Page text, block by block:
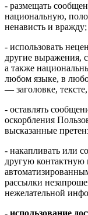
- размещать
национальную,
ненависть и вражду;
- использовать
другие выражения,
а также
любом языке, в
— заголовке,
- оставлять
оскорбления
высказанные
- накапливать или
другую контактную
рассылки
нежелательной
- использование